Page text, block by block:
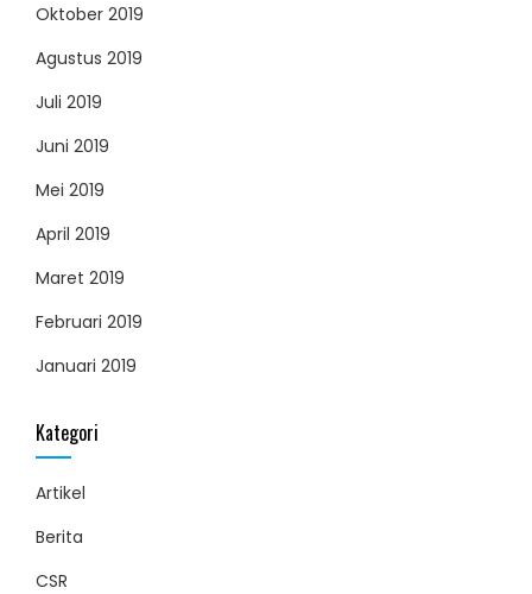
Oktober 2019
Agustus 2019
Juli 2019
Juni 2019
Mei 2019
April 2019
Maret 2019
Februari 2019
Januari 2019
Kategori
Artikel
Berita
CSR